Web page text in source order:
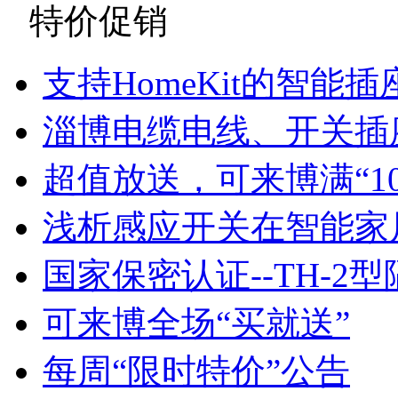
特价促销
支持HomeKit的智能插
淄博电缆电线、开关
超值放送，可来博满
浅析感应开关在智能
国家保密认证--TH-2
可来博全场“买就送”
每周“限时特价”公告